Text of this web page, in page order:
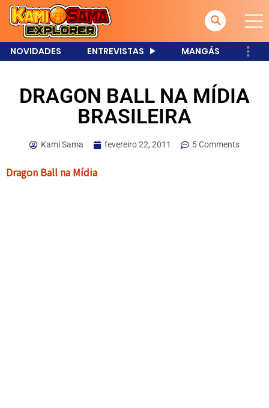
NOVIDADES ENTREVISTAS MANGÁS
DRAGON BALL NA MÍDIA
BRASILEIRA
Kami Sama fevereiro 22, 2011 5 Comments
Dragon Ball na Mídia